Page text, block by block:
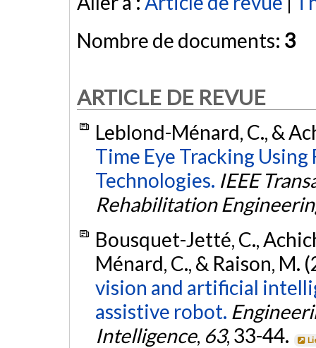
Nombre de documents: 3
ARTICLE DE REVUE
Leblond-Ménard, C., &
Time Eye Tracking
Technologies. IEEE
Rehabilitation
Bousquet-Jetté, C.,
Ménard, C., & Raison, M.
vision and artificial
assistive robot.
Intelligence, 63, 33-44.